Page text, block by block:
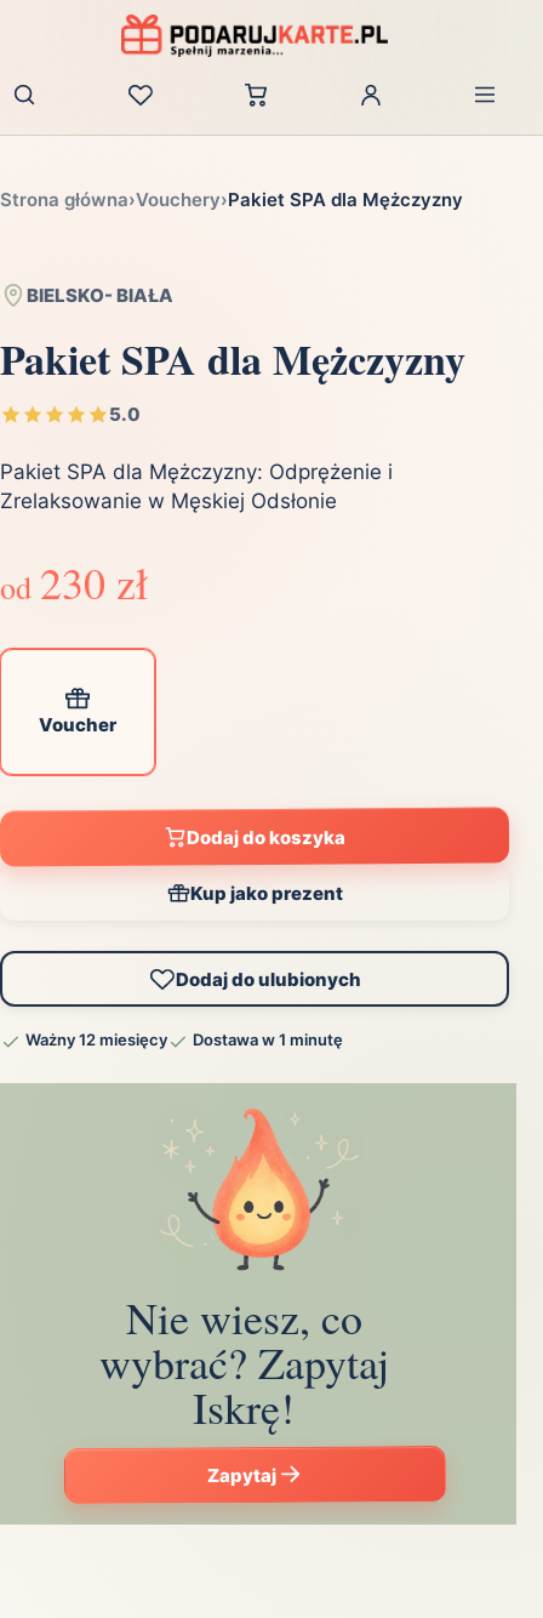
Zaloguj
Strona główna›Vouchery›Pakiet SPA dla Mężczyzny
BIELSKO- BIAŁA
Pakiet SPA dla Mężczyzny
5.0
Pakiet SPA dla Mężczyzny: Odprężenie i
Zrelaksowanie w Męskiej Odsłonie
od 230 zł
Voucher
Dodaj do koszyka
Kup jako prezent
Dodaj do ulubionych
Ważny 12 miesięcy Dostawa w 1 minutę
Nie wiesz, co
wybrać? Zapytaj
Iskrę!
Zapytaj